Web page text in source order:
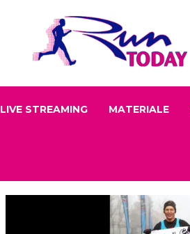
LIVE STREAMING MATERIALE